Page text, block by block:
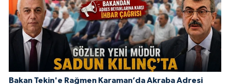
Bakan Tekin'e Rağmen Karaman’da Akraba Adresi